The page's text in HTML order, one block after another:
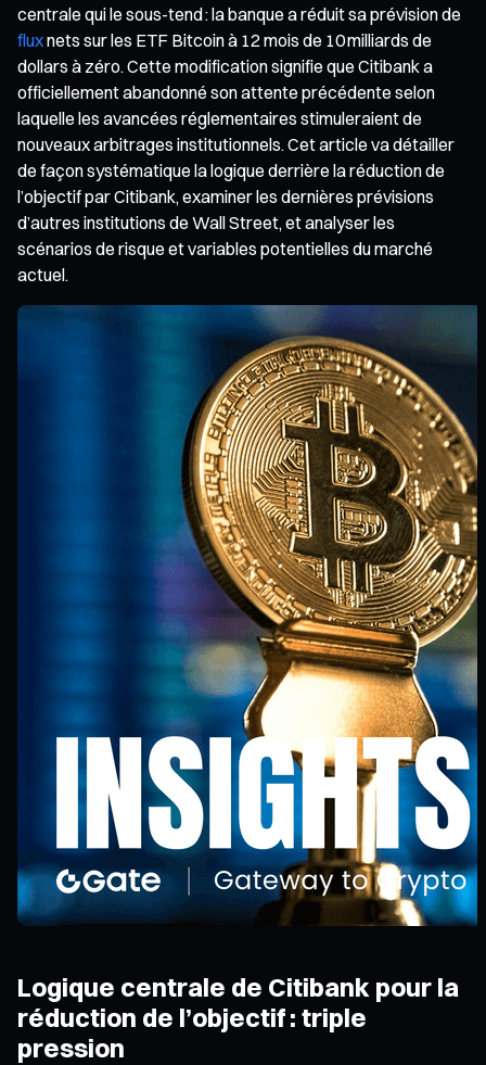
centrale qui le sous-tend : la banque a réduit sa prévision de
fluxnets sur les ETF Bitcoin à 12 mois de 10 milliards de
dollars à zéro. Cette modification signifie que Citibank a
officiellement abandonné son attente précédente selon
laquelle les avancées réglementaires stimuleraient de
nouveaux arbitrages institutionnels. Cet article va détailler
de façon systématique la logique derrière la réduction de
l’objectif par Citibank, examiner les dernières prévisions
d’autres institutions de Wall Street, et analyser les
scénarios de risque et variables potentielles du marché
actuel.
Logique centrale de Citibank pour la
réduction de l’objectif : triple
pression